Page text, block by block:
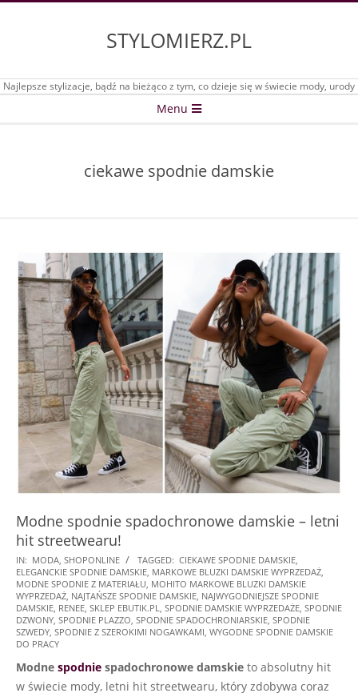
STYLOMIERZ.PL
Najlepsze stylizacje, bądź na bieżąco z tym, co dzieje się w świecie mody, urody
Menu
ciekawe spodnie damskie
Modne spodnie spadochronowe damskie – letni
hit streetwearu!
2026-
02-
12
IN: MODA, SHOPONLINE TAGGED: CIEKAWE SPODNIE DAMSKIE,
ELEGANCKIE SPODNIE DAMSKIE, MARKOWE BLUZKI DAMSKIE WYPRZEDAŻ,
MODNE SPODNIE Z MATERIAŁU, MOHITO MARKOWE BLUZKI DAMSKIE
WYPRZEDAŻ, NAJTAŃSZE SPODNIE DAMSKIE, NAJWYGODNIEJSZE SPODNIE
DAMSKIE, RENEE, SKLEP EBUTIK.PL, SPODNIE DAMSKIE WYPRZEDAŻE, SPODNIE
DZWONY, SPODNIE PLAZZO, SPODNIE SPADOCHRONIARSKIE, SPODNIE
SZWEDY, SPODNIE Z SZEROKIMI NOGAWKAMI, WYGODNE SPODNIE DAMSKIE
DO PRACY
Modne spodnie spadochronowe damskie to absolutny hit
w świecie mody, letni hit streetwearu, który zdobywa coraz